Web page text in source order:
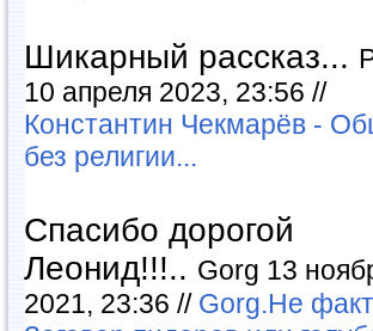
Шикарный рассказ...
10 апреля 2023, 23:56 //
Константин Чекмарёв -
без религии...
Спасибо дорогой
Леонид!!!.. Gorg 13
2021, 23:36 // Gorg.Не